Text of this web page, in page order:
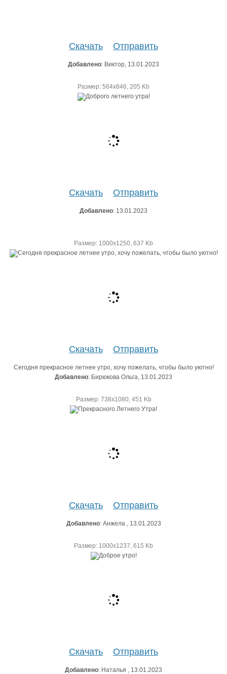
Скачать Отправить
Добавлено: Виктор, 13.01.2023
Размер: 564х846, 205 Kb
Скачать Отправить
Добавлено: 13.01.2023
Размер: 1000х1250, 637 Kb
Скачать Отправить
Сегодня прекрасное летнее утро, хочу пожелать, чтобы было уютно!
Добавлено: Бирюкова Ольга, 13.01.2023
Размер: 738х1080, 451 Kb
Скачать Отправить
Добавлено: Анжела , 13.01.2023
Размер: 1000х1237, 615 Kb
Скачать Отправить
Добавлено: Наталья , 13.01.2023